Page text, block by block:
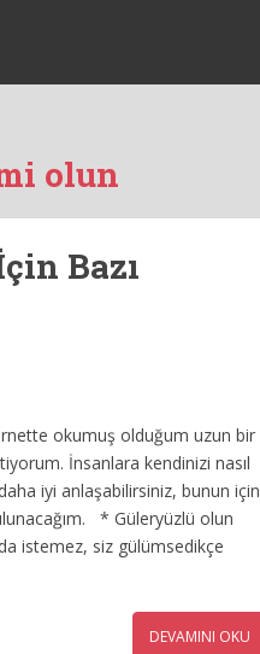
olun
Bazı
okumuş olduğum uzun bir
İnsanlara kendinizi nasıl
iyi anlaşabilirsiniz, bunun için
* Güleryüzlü olun
istemez, siz gülümsedikçe
DEVAMINI OKU